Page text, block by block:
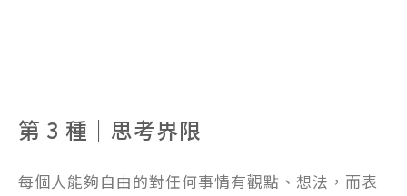
第 3 種｜思考界限
每個人能夠自由的對任何事情有觀點、想法，而表